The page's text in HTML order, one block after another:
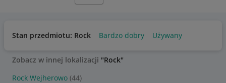
Stan przedmiotu: Rock Bardzo dobry Używany
Zobacz w innej lokalizacji "Rock"
Rock Wejherowo (44)